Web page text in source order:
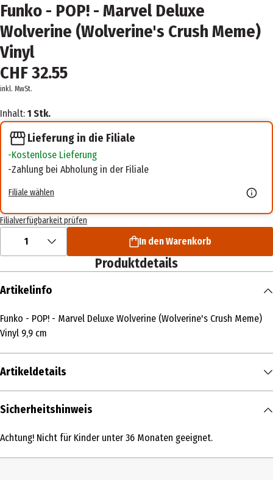
Funko - POP! - Marvel Deluxe
Wolverine (Wolverine's Crush Meme)
Vinyl
CHF 32.55
inkl. MwSt.
Inhalt: 1 Stk.
Lieferung in die Filiale
Kostenlose Lieferung
Zahlung bei Abholung in der Filiale
Filiale wählen
Filialverfügbarkeit prüfen
1 In den Warenkorb
Produktdetails
Artikelinfo
Funko - POP! - Marvel Deluxe Wolverine (Wolverine's Crush Meme)
Vinyl 9,9 cm
Artikeldetails
Inhalt
Produkttyp
Sicherheitshinweis
Achtung! Nicht für Kinder unter 36 Monaten geeignet.